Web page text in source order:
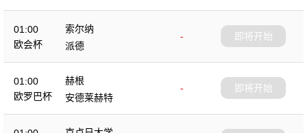
01:00
欧会杯
索尔纳
-
派德
即将开始
01:00
欧罗巴杯
赫根
-
安德莱赫特
即将开始